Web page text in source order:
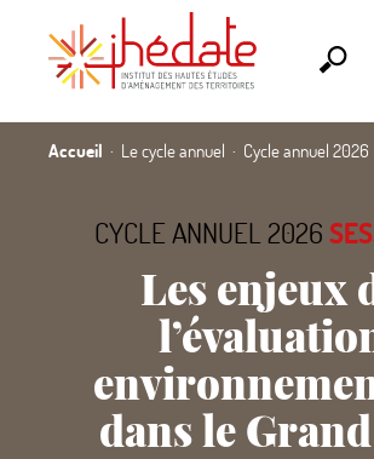
Accueil Le cycle annuel Cycle annuel 2026
CYCLE ANNUEL 2026
Les enjeux
dans le